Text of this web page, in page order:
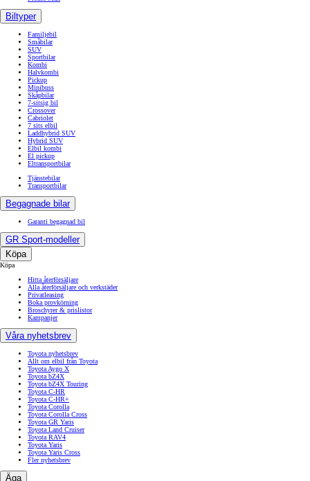
Biltyper
Familjebil
Småbilar
SUV
Sportbilar
Kombi
Halvkombi
Pickup
Minibuss
Skåpbilar
7-sitsig bil
Crossover
Cabriolet
7 sits elbil
Laddhybrid SUV
Hybrid SUV
Elbil kombi
El pickup
Eltransportbilar
Tjänstebilar
Transportbilar
Begagnade bilar
Garanti begagnad bil
GR Sport-modeller
Köpa
Köpa
Hitta återförsäljare
Alla återförsäljare och verkstäder
Privatleasing
Boka provkörning
Broschyrer & prislistor
Kampanjer
Våra nyhetsbrev
Toyota nyhetsbrev
Allt om elbil från Toyota
Toyota Aygo X
Toyota bZ4X
Toyota bZ4X Touring
Toyota C-HR
Toyota C-HR+
Toyota Corolla
Toyota Corolla Cross
Toyota GR Yaris
Toyota Land Cruiser
Toyota RAV4
Toyota Yaris
Toyota Yaris Cross
Fler nyhetsbrev
Äga